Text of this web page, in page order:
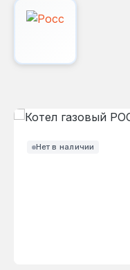
Нет в наличии
Пропустить